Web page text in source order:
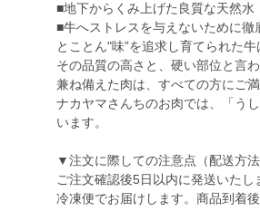
■地下からくみ上げた良質な天然水
■牛へストレスを与えないために徹
とことん"味”を追求し育てられた
その品質の高さと、硬い部位と言
兼ね備えた肉は、すべての方にご
ナカヤマさんちのお肉では、「う
います。
▼注文に際しての注意点（配送方法
ご注文確認後5日以内に発送いたし
冷凍便でお届けします。商品到着